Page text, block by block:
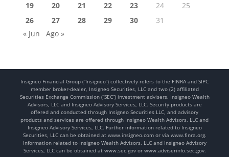
19
20 21 22 23 24
25
26
27 28 29 30
31
« Jun
Ago »
Insigneo Financial Group (“Insigneo”) collectively refers to the FINRA and SIPC
member broker-dealer, Insigneo Securities, LLC and two (2) affiliated
Securities Exchange Commission (“SEC”) investment advisers, Insigneo Wealth
Advisors, LLC and Insigneo Advisory Services, LLC. Security products are
offered and conducted through Insigneo Securities LLC, and advisory
products and services are offered through Insigneo Wealth Advisors, LLC and
Insigneo Advisory Services, LLC. Further information related to Insigneo
Securities, LLC can be obtained at www.insigneo.com or via www.finra.org.
Information related to Insigneo Wealth Advisors, LLC and Insigneo Advisory
Services, LLC can be obtained at www.sec.gov or www.adviserinfo.sec.gov.